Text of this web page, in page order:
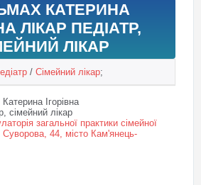
КАТЕРИНА
ЛІКАР ПЕДІАТР,
ЛІКАР
/ Сімейний лікар;
Ігорівна
сімейний лікар
загальної практики сімейної
44, місто Кам'янець-